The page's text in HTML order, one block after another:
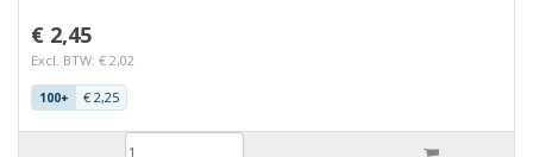
€ 2,45
Excl. BTW: € 2,02
100+ € 2,25